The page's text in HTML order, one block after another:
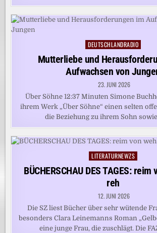
Posted
DEUTSCHLANDRADIO
Mutterliebe und
Aufwachsen von
23. JUNI 2026
Über Söhne 12:37 Minuten Simone
ihrem Werk „Über Söhne“ einen selten
die Beziehung zu ihrem Sohn
Posted
in
LITERATURNEWZS
BÜCHERSCHAU DES TAGES:
reh
12. JUNI 2026
Die SZ liest Bücher über sehr wütende
besonders Clara Leinemanns Roman
eine junge Frau, die zuschlägt. Die